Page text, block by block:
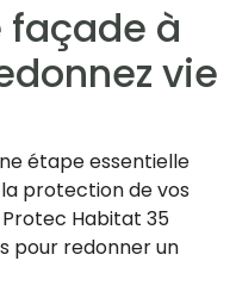
façade à
vie
étape essentielle
protection de vos
Habitat 35
pour redonner un